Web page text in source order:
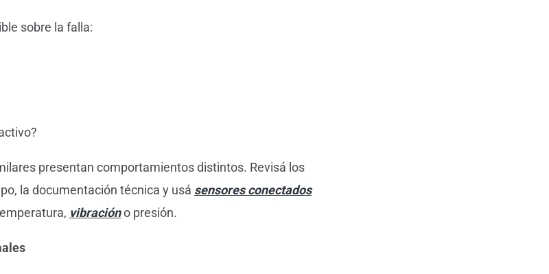
sobre la falla:
presentan comportamientos distintos. Revisá los
la documentación técnica y usá sensores conectados
vibracióno presión.